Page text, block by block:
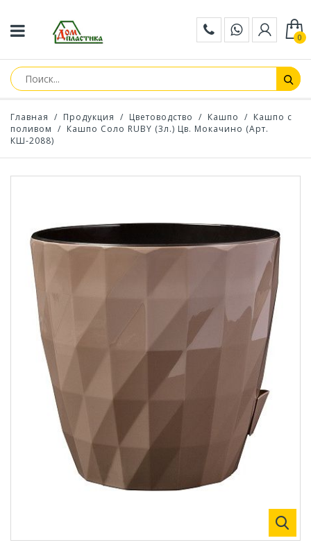
0
Главная / Продукция / Цветоводство / Кашпо / Кашпо с
поливом / Кашпо Соло RUBY (3л.) Цв. Мокачино (Арт.
КШ-2088)